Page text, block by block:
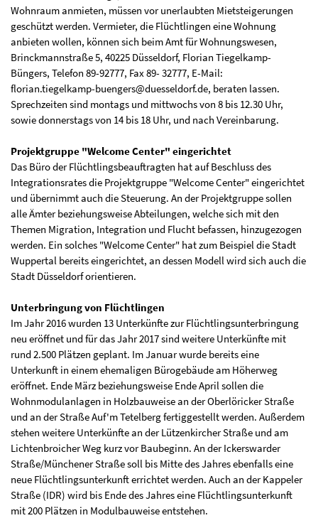
Wohnraum anmieten, müssen vor unerlaubten Mietsteigerungen
geschützt werden. Vermieter, die Flüchtlingen eine Wohnung
anbieten wollen, können sich beim Amt für Wohnungswesen,
Brinckmannstraße 5, 40225 Düsseldorf, Florian Tiegelkamp-
Büngers, Telefon 89-92777, Fax 89- 32777, E-Mail:
florian.tiegelkamp-buengers@duesseldorf.de, beraten lassen.
Sprechzeiten sind montags und mittwochs von 8 bis 12.30 Uhr,
sowie donnerstags von 14 bis 18 Uhr, und nach Vereinbarung.
Projektgruppe "Welcome Center" eingerichtet
Das Büro der Flüchtlingsbeauftragten hat auf Beschluss des
Integrationsrates die Projektgruppe "Welcome Center" eingerichtet
und übernimmt auch die Steuerung. An der Projektgruppe sollen
alle Ämter beziehungsweise Abteilungen, welche sich mit den
Themen Migration, Integration und Flucht befassen, hinzugezogen
werden. Ein solches "Welcome Center" hat zum Beispiel die Stadt
Wuppertal bereits eingerichtet, an dessen Modell wird sich auch die
Stadt Düsseldorf orientieren.
Unterbringung von Flüchtlingen
Im Jahr 2016 wurden 13 Unterkünfte zur Flüchtlingsunterbringung
neu eröffnet und für das Jahr 2017 sind weitere Unterkünfte mit
rund 2.500 Plätzen geplant. Im Januar wurde bereits eine
Unterkunft in einem ehemaligen Bürogebäude am Höherweg
eröffnet. Ende März beziehungsweise Ende April sollen die
Wohnmodulanlagen in Holzbauweise an der Oberlöricker Straße
und an der Straße Auf'm Tetelberg fertiggestellt werden. Außerdem
stehen weitere Unterkünfte an der Lützenkircher Straße und am
Lichtenbroicher Weg kurz vor Baubeginn. An der Ickerswarder
Straße/Münchener Straße soll bis Mitte des Jahres ebenfalls eine
neue Flüchtlingsunterkunft errichtet werden. Auch an der Kappeler
Straße (IDR) wird bis Ende des Jahres eine Flüchtlingsunterkunft
mit 200 Plätzen in Modulbauweise entstehen.